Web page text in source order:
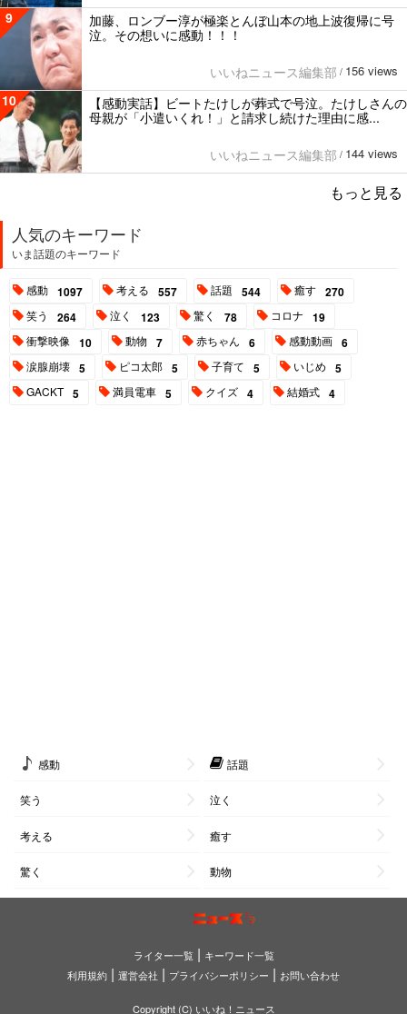
9
加藤、ロンブー淳が極楽とんぼ山本の地上波復帰に号
泣。その想いに感動！！！
いいねニュース編集部 / 156 views
10
【感動実話】ビートたけしが葬式で号泣。たけしさんの
母親が「小遣いくれ！」と請求し続けた理由に感...
いいねニュース編集部 / 144 views
もっと見る
人気のキーワード
いま話題のキーワード
感動 1097 考える 557 話題 544 癒す 270
笑う 264 泣く 123 驚く 78 コロナ 19
衝撃映像 10 動物 7 赤ちゃん 6 感動動画 6
涙腺崩壊 5 ピコ太郎 5 子育て 5 いじめ 5
GACKT 5 満員電車 5 クイズ 4 結婚式 4
感動 話題
笑う 泣く
考える 癒す
驚く 動物
ライター一覧| キーワード一覧
利用規約 | 運営会社 | プライバシーポリシー | お問い合わせ
Copyright (C) いいね！ニュース